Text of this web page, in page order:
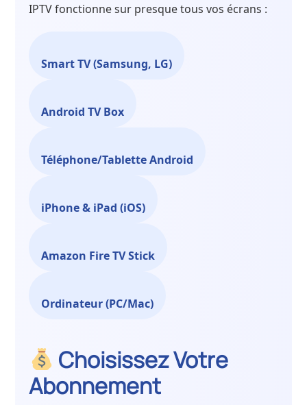
IPTV fonctionne sur presque tous vos écrans :
Smart TV (Samsung, LG)
Android TV Box
Téléphone/Tablette Android
iPhone & iPad (iOS)
Amazon Fire TV Stick
Ordinateur (PC/Mac)
Choisissez Votre
Abonnement